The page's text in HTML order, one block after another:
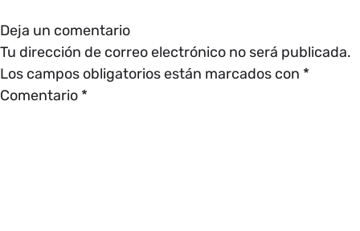
Deja un comentario
Tu dirección de correo electrónico no será publicada.
Los campos obligatorios están marcados con *
Comentario *